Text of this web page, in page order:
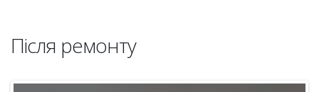
Після ремонту